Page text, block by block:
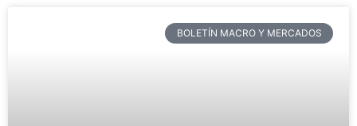
BOLETÍN MACRO Y MERCADOS